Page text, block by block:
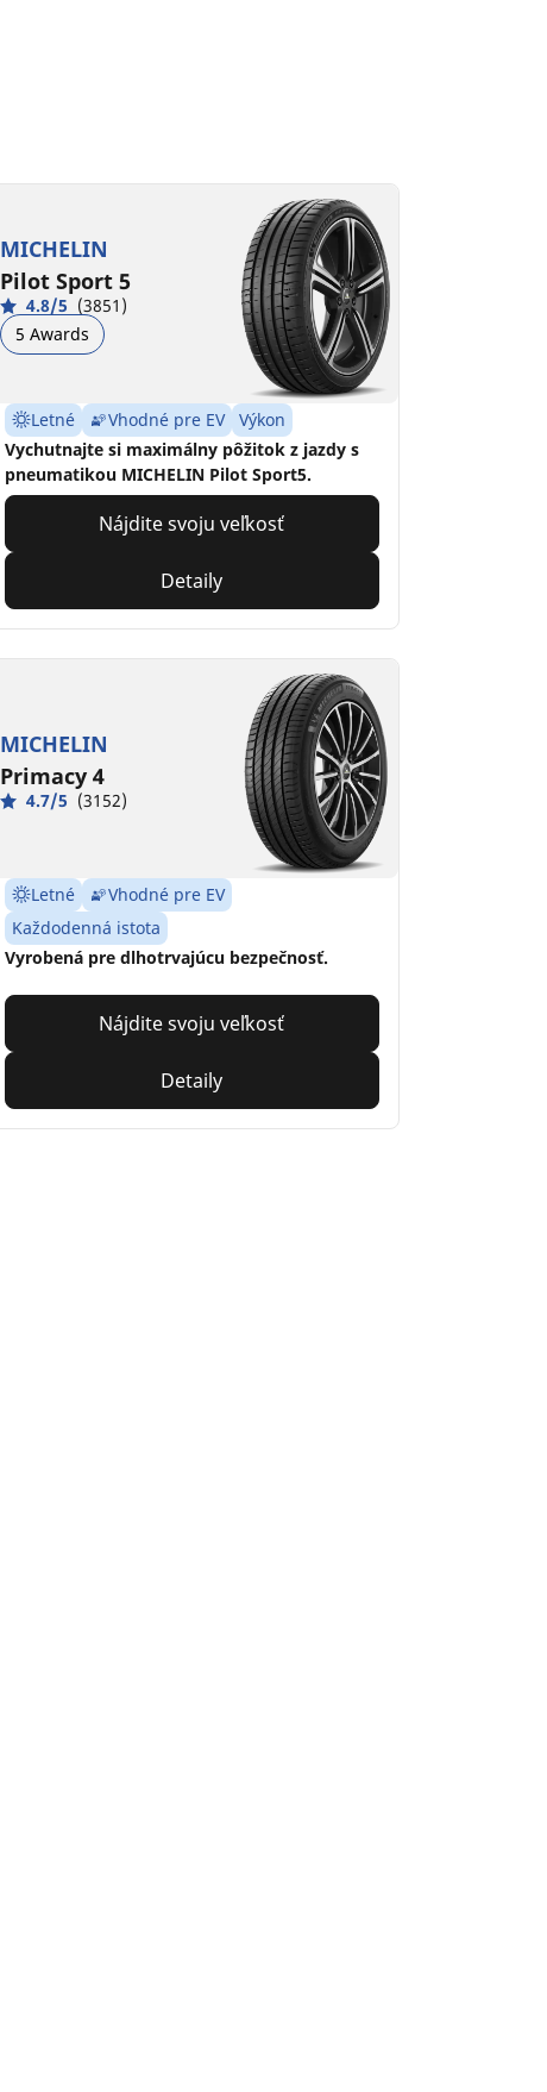
MICHELIN
Pilot Sport 5
4.8/5 (3851)
5 Awards
Letné Vhodné pre EV
Výkon
Vychutnajte si maximálny pôžitok z jazdy s
pneumatikou MICHELIN Pilot Sport5.
Nájdite svoju veľkosť
Detaily
MICHELIN
Primacy 4
4.7/5 (3152)
Letné
Vhodné pre EV
Každodenná istota
Vyrobená pre dlhotrvajúcu bezpečnosť.
Nájdite svoju veľkosť
Detaily